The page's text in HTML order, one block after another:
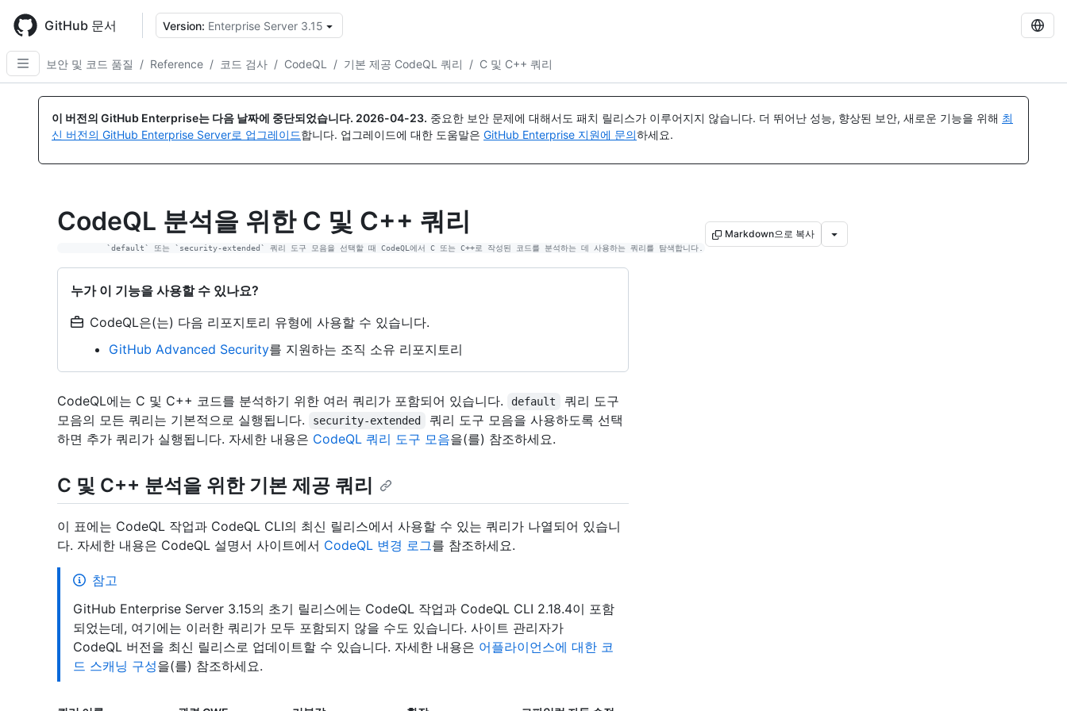
main
content
GitHub 문서 Version: Enterprise Server 3.15
보안 및 코드 품질
/ Reference / 코드 검사 / CodeQL / 기본 제공 CodeQL 쿼리 / C 및 C++ 쿼리
이 버전의 GitHub Enterprise는 다음 날짜에 중단되었습니다. 2026-04-23. 중요한 보안 문제에 대해서도 패치 릴리스가 이루어지지 않습니다. 더 뛰어난 성능, 향상된 보안, 새로운 기능을 위해 최
신 버전의 GitHub Enterprise Server로 업그레이드합니다. 업그레이드에 대한 도움말은 GitHub Enterprise 지원에 문의하세요.
CodeQL 분석을 위한 C 및 C++ 쿼리
누가 이 기능을 사용할 수 있나요?
CodeQL은(는) 다음 리포지토리 유형에 사용할 수 있습니다.
GitHub Advanced Security를 지원하는 조직 소유 리포지토리
Markdown으로 복사
CodeQL에는 C 및 C++ 코드를 분석하기 위한 여러 쿼리가 포함되어 있습니다. default
쿼리 도구
모음의 모든 쿼리는 기본적으로 실행됩니다.
security-extended
쿼리 도구 모음을 사용하도록 선택
하면 추가 쿼리가 실행됩니다. 자세한 내용은 CodeQL 쿼리 도구 모음을(를) 참조하세요.
C 및 C++ 분석을 위한 기본 제공 쿼리
이 표에는 CodeQL 작업과 CodeQL CLI의 최신 릴리스에서 사용할 수 있는 쿼리가 나열되어 있습니
다. 자세한 내용은 CodeQL 설명서 사이트에서 CodeQL 변경 로그를 참조하세요.
참고
GitHub Enterprise Server 3.15의 초기 릴리스에는 CodeQL 작업과 CodeQL CLI 2.18.4이 포함
되었는데, 여기에는 이러한 쿼리가 모두 포함되지 않을 수도 있습니다. 사이트 관리자가
CodeQL 버전을 최신 릴리스로 업데이트할 수 있습니다. 자세한 내용은 어플라이언스에 대한 코
드 스캐닝 구성을(를) 참조하세요.